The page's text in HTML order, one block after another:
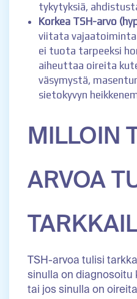
tykytyksiä,
Korkea TSH-arvo
viitata
ei tuota tarpeeksi
aiheuttaa oireita
väsymystä,
sietokyvyn
MILLOIN
ARVOA
TSH-arvoa tulisi
sinulla on diagnosoitu
tai jos sinulla on